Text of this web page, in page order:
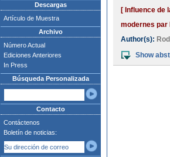
Descargas
Artículo de Muestra
Archivo
Número Actual
Ediciones Anteriores
In Press
Búsqueda Personalizada
Contacto
Contáctenos
Boletín de noticias:
[ Influence de
modernes par
Author(s):
Show